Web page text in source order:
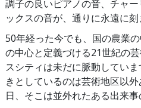
調子の良いピアノの音、チャ
ックスの音が、通りに永遠に刻
50年経った今でも、国の農業
の中心と定義づける21世紀の
スシティは未だに脈動してい
きとしているのは芸術地区以
日、そこは並外れたある出来事